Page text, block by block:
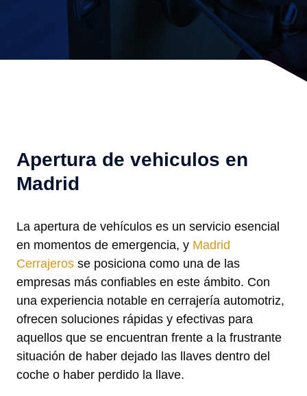
Apertura de vehiculos en
Madrid
La apertura de vehículos es un servicio esencial
en momentos de emergencia, y Madrid
Cerrajeros se posiciona como una de las
empresas más confiables en este ámbito. Con
una experiencia notable en cerrajería automotriz,
ofrecen soluciones rápidas y efectivas para
aquellos que se encuentran frente a la frustrante
situación de haber dejado las llaves dentro del
coche o haber perdido la llave.